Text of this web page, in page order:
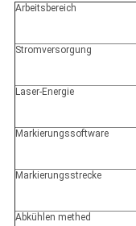
Arbeitsbereich
Stromversorgung
Laser-Energie
Markierungssoftware
Markierungsstrecke
Abkühlen methed